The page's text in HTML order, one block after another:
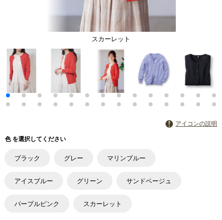
スカーレット
アイコンの説明
色 を選択してください
ブラック グレー マリンブルー
アイスブルー グリーン サンドベージュ
パープルピンク スカーレット